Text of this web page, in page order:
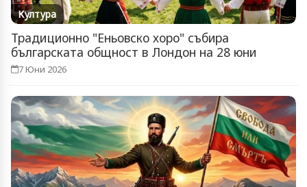
Култура
Традиционно "Еньовско хоро" събира
българската общност в Лондон на 28 юни
7 Юни 2026